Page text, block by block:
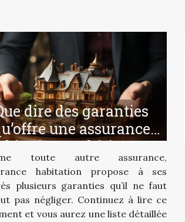
dire des garanties
une assurance
multirisque ?
toute autre assurance,
habitation propose à ses
plusieurs garanties qu’il ne faut
pas négliger. Continuez à lire ce
et vous aurez une liste détaillée